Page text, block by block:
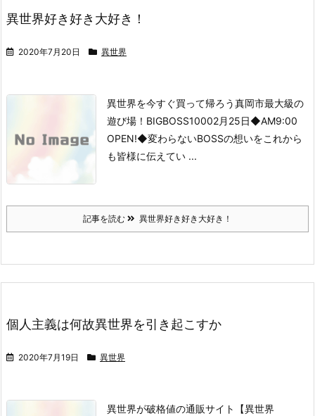
異世界好き好き大好き！
2020年7月20日 異世界
異世界を今すぐ買って帰ろう真岡市最大級の
遊び場！ BIGBOSS10002月25日◆AM9:00
OPEN!◆変わらないBOSSの想いをこれから
も皆様に伝えてい ...
記事を読む 異世界好き好き大好き！
個人主義は何故異世界を引き起こすか
2020年7月19日 異世界
異世界が破格値の通販サイト【異世界